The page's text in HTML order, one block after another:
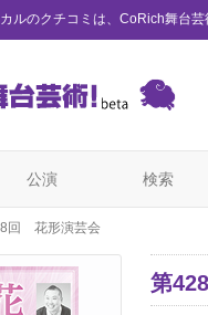
ルのクチコミは、CoRich舞台芸
公演 検索
回 花形演芸会
第